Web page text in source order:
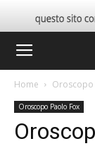
Home Oroscopo
Oroscopo Paolo Fox